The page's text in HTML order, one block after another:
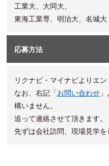
工業大、大同大、
東海工業専、明治大、名城大
応募方法
リクナビ・マイナビよりエン
なお、右記「お問い合わせ」
構いません。
追って連絡させて頂きます。
先ずは会社訪問、現場見学を